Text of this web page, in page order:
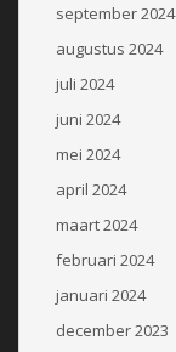
september 2024
augustus 2024
juli 2024
juni 2024
mei 2024
april 2024
maart 2024
februari 2024
januari 2024
december 2023